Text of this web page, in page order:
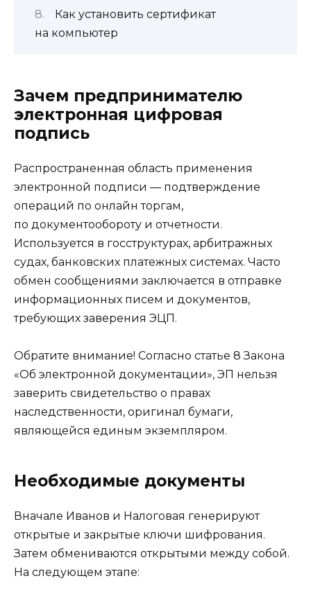
Как установить сертификат
на компьютер
Зачем предпринимателю
электронная цифровая
подпись
Распространенная область применения
электронной подписи — подтверждение
операций по онлайн торгам,
по документообороту и отчетности.
Используется в госструктурах, арбитражных
судах, банковских платежных системах. Часто
обмен сообщениями заключается в отправке
информационных писем и документов,
требующих заверения ЭЦП.
Обратите внимание! Согласно статье 8 Закона
«Об электронной документации», ЭП нельзя
заверить свидетельство о правах
наследственности, оригинал бумаги,
являющейся единым экземпляром.
Необходимые документы
Вначале Иванов и Налоговая генерируют
открытые и закрытые ключи шифрования.
Затем обмениваются открытыми между собой.
На следующем этапе: